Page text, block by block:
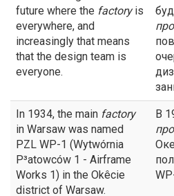
future where the factoryis
everywhere, and
increasingly that means
that the design team is
everyone.
In 1934, the main factory
in Warsaw was named
PZL WP-1 (Wytwórnia
P³atowców 1 - Airframe
Works 1) in the Okêcie
district of Warsaw.
В